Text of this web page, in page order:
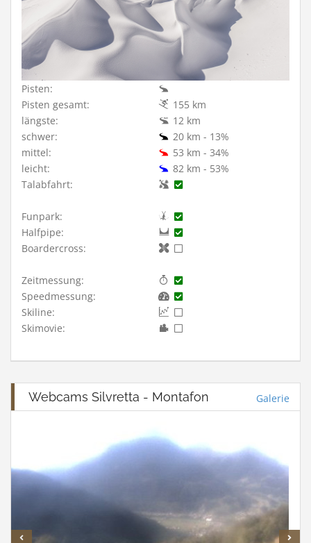
Pisten:
Pisten gesamt:
155 km
längste:
12 km
schwer:
20 km - 13%
mittel:
53 km - 34%
leicht:
82 km - 53%
Talabfahrt:
Funpark:
Halfpipe:
Boardercross:
Zeitmessung:
Speedmessung:
Skiline:
Skimovie:
Webcams Silvretta - Montafon Galerie